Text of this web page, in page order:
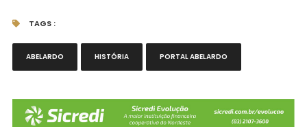
TAGS :
ABELARDO HISTÓRIA PORTAL ABELARDO